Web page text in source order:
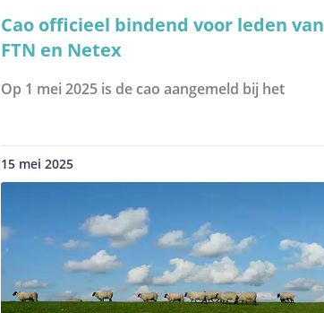
Cao officieel bindend voor leden van
FTN en Netex
Op 1 mei 2025 is de cao aangemeld bij het
15 mei 2025